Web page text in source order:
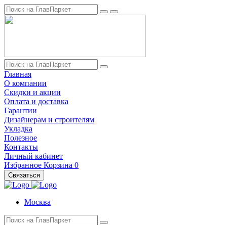
Главная
О компании
Скидки и акции
Оплата и доставка
Гарантии
Дизайнерам и строителям
Укладка
Полезное
Контакты
Личный кабинет
Избранное Корзина 0
Связаться
Москва